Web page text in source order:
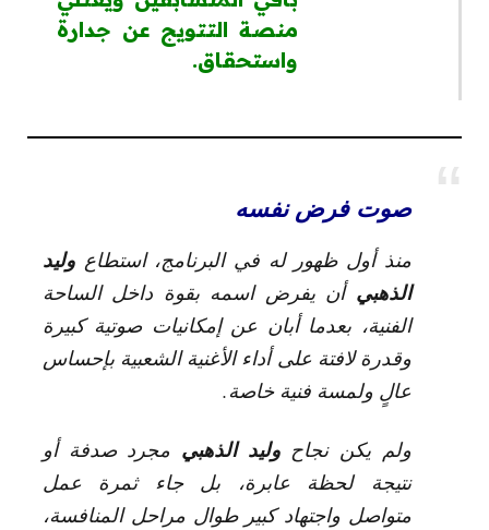
منصة التتويج عن جدارة
واستحقاق.
صوت فرض نفسه
منذ أول ظهور له في البرنامج، استطاع وليد
الذهبي أن يفرض اسمه بقوة داخل الساحة
الفنية، بعدما أبان عن إمكانيات صوتية كبيرة
وقدرة لافتة على أداء الأغنية الشعبية بإحساس
عالٍ ولمسة فنية خاصة.
ولم يكن نجاحوليد الذهبي مجرد صدفة أو
نتيجة لحظة عابرة، بل جاء ثمرة عمل
متواصل واجتهاد كبير طوال مراحل المنافسة،